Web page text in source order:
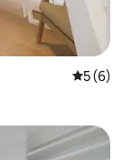
Середня
5 (6)